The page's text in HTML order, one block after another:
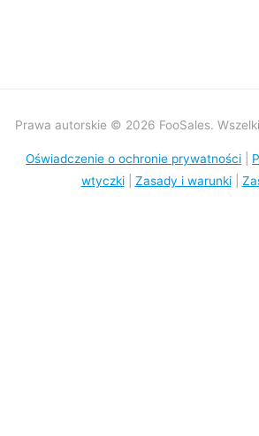
Prawa autorskie © 2026 FooSales.
Oświadczenie o ochronie prywatności
wtyczki| Zasady i warunki|